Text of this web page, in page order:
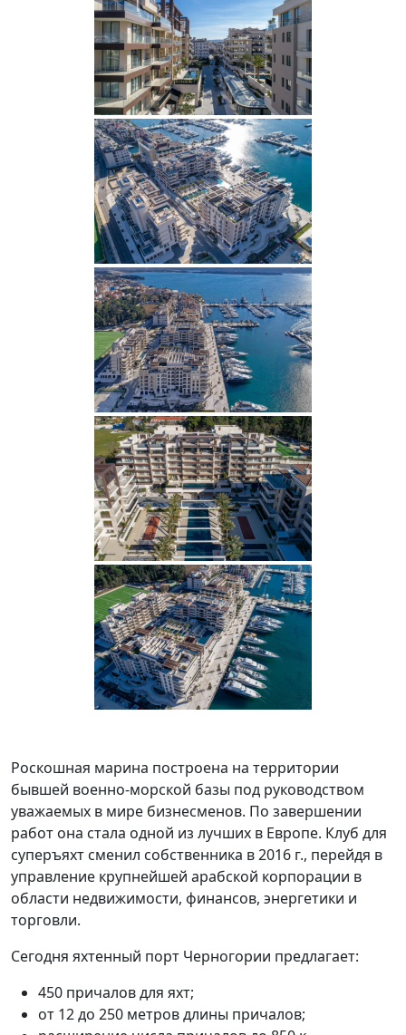
Роскошная марина построена на территории
бывшей военно-морской базы под руководством
уважаемых в мире бизнесменов. По завершении
работ она стала одной из лучших в Европе. Клуб для
суперъяхт сменил собственника в 2016 г., перейдя в
управление крупнейшей арабской корпорации в
области недвижимости, финансов, энергетики и
торговли.
Сегодня яхтенный порт Черногории предлагает:
450 причалов для яхт;
от 12 до 250 метров длины причалов;